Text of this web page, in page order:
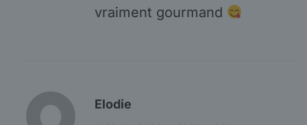
vraiment gourmand
Elodie